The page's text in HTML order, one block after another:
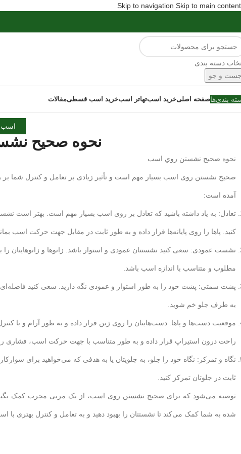
Skip to navigation Skip to main content
دسته بندی
و جو
بندی‌هاصفحه اصلیخرید اسبتهاتر اسبخرید اسب قسطیمقالات
اسب
نحوه صحيح
نحوه صحيح نشستن روي اسب
صحیح نشستن روی اسب بسیار مهم است و تأثیر زیادی بر تعامل و کنترل شما
آمده است:
تعادل: به یاد داشته باشید که تعادل بر روی اسب بسیار مهم است. بهتر است
کنید. پاها را روی پایانه‌ها قرار داده و به طور ثابت در مقابل جهت حرکت اسب
نشست عمودی: سعی کنید نشستتان عمودی و استوار باشد. زانوها و زانوهایتان را
مطلوب و متناسب با اندازه اسب باشد.
پشت سمتی: پشت خود را به طور استوار و عمودی نگه دارید. سعی کنید
به طرف جلو خم شوید.
موقعیت دست‌ها و پاها: دست‌هایتان را روی زین قرار داده و به طور آرام و با
راحت درون استیراپ قرار داده و به طور متناسب با جهت حرکت اسب، فشاری روی
نگاه و تمرکز: نگاه خود را جلو، به جلویتان یا به هدفی که می‌خواهید برای
ثابت در جلوتان تمرکز کنید.
توصیه می‌شود که برای صحیح نشستن روی اسب، از یک مربی مجرب کمک
شده به شما کمک می‌کند تا نشستتان را بهبود دهید و به تعامل و کنترل بهتری با